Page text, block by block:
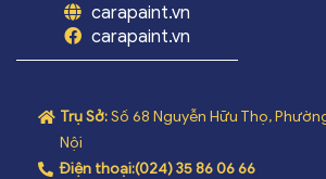
carapaint.vn
carapaint.vn
Trụ Sở:Số 68 Nguyễn Hữu Thọ,
Nội
Điện thoại:(024) 35 86 06 66